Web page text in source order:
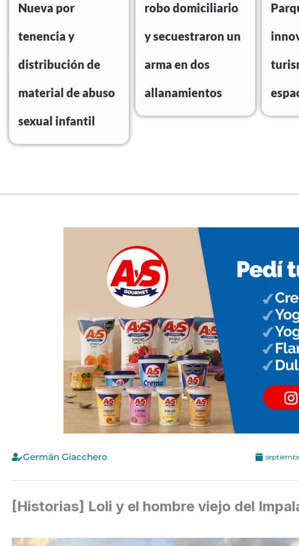
Nueva por
tenencia y
distribución de
material de abuso
sexual infantil
robo domiciliario
y secuestraron un
arma en dos
allanamientos
Germán Giacchero
[Historias] Loli y el hombre viejo del